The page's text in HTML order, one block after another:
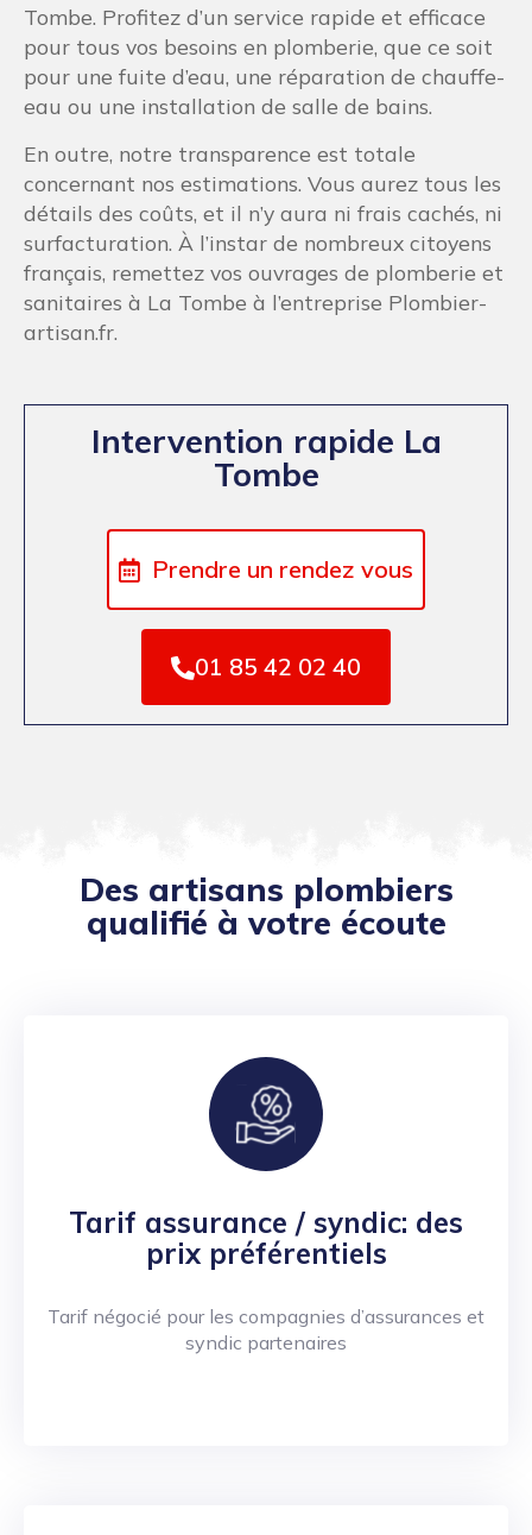
Tombe. Profitez d’un service rapide et efficace
pour tous vos besoins en plomberie, que ce soit
pour une fuite d’eau, une réparation de chauffe-
eau ou une installation de salle de bains.
En outre, notre transparence est totale
concernant nos estimations. Vous aurez tous les
détails des coûts, et il n’y aura ni frais cachés, ni
surfacturation. À l’instar de nombreux citoyens
français, remettez vos ouvrages de plomberie et
sanitaires à La Tombe à l’entreprise Plombier-
artisan.fr.
Intervention rapide La
Tombe
Prendre un rendez vous
01 85 42 02 40
Des artisans plombiers
qualifié à votre écoute
Tarif assurance / syndic: des
prix préférentiels
Tarif négocié pour les compagnies d’assurances et
syndic partenaires